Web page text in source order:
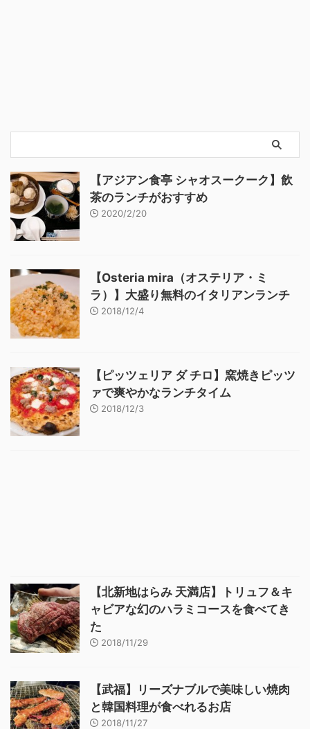
【アジアン食亭 シャオスークーク】飲
茶のランチがおすすめ
2020/2/20
【Osteria mira（オステリア・ミ
ラ）】大盛り無料のイタリアンランチ
2018/12/4
【ピッツェリア ダ チロ】窯焼きピッツ
ァで爽やかなランチタイム
2018/12/3
【北新地はらみ 天満店】トリュフ＆キ
ャビアな幻のハラミコースを食べてき
た
2018/11/29
【武福】リーズナブルで美味しい焼肉
と韓国料理が食べれるお店
2018/11/27